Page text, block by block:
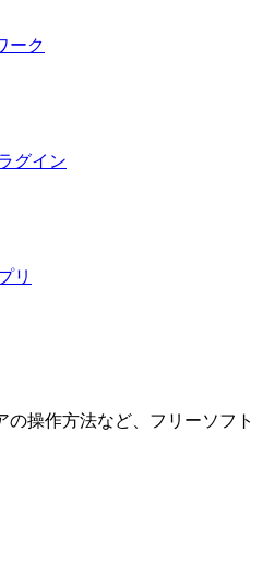
ーク
グイン
リ
操作方法など、フリーソフト